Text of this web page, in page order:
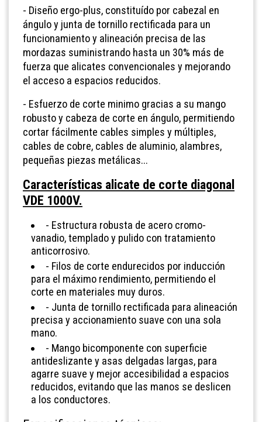
- Diseño ergo-plus, constituído por cabezal en
ángulo y junta de tornillo rectificada para un
funcionamiento y alineación precisa de las
mordazas suministrando hasta un 30% más de
fuerza que alicates convencionales y mejorando
el acceso a espacios reducidos.
- Esfuerzo de corte minimo gracias a su mango
robusto y cabeza de corte en ángulo, permitiendo
cortar fácilmente cables simples y múltiples,
cables de cobre, cables de aluminio, alambres,
pequeñas piezas metálicas...
Características alicate de corte diagonal
VDE 1000V.
- Estructura robusta de acero cromo-
vanadio, templado y pulido con tratamiento
anticorrosivo.
- Filos de corte endurecidos por inducción
para el máximo rendimiento, permitiendo el
corte en materiales muy duros.
- Junta de tornillo rectificada para alineación
precisa y accionamiento suave con una sola
mano.
- Mango bicomponente con superficie
antideslizante y asas delgadas largas, para
agarre suave y mejor accesibilidad a espacios
reducidos, evitando que las manos se deslicen
a los conductores.